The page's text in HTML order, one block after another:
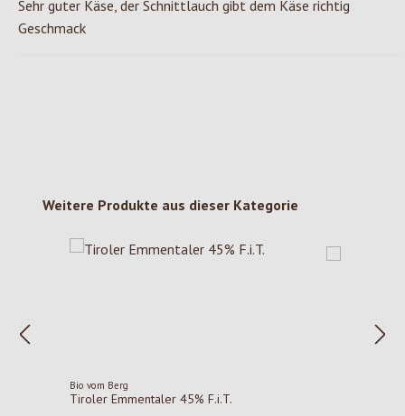
Sehr guter Käse, der Schnittlauch gibt dem Käse richtig
Geschmack
Produktgalerie überspringen
Weitere Produkte aus dieser Kategorie
Bio vom Berg
Tiroler Emmentaler 45% F.i.T.